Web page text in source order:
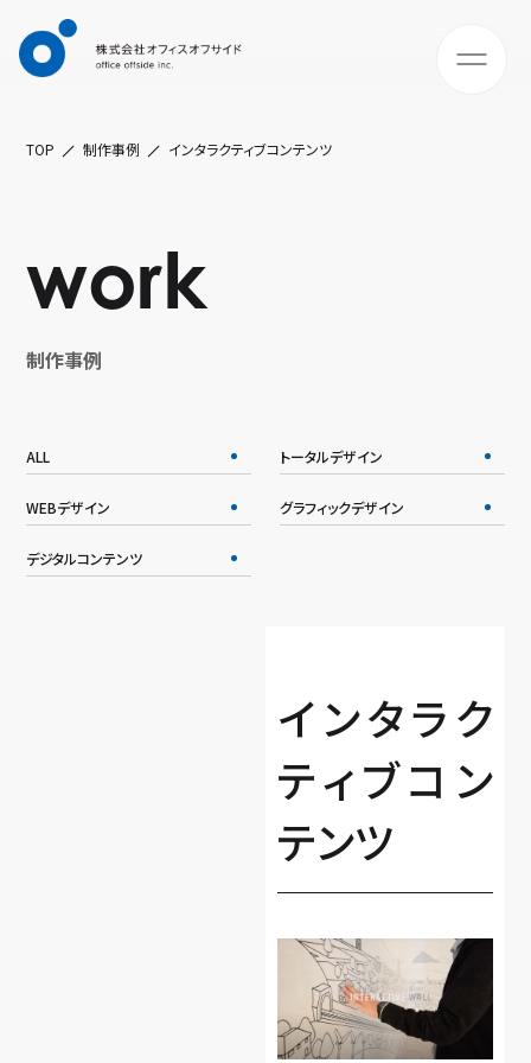
TOP 制作事例 インタラクティブコンテンツ
work
制作事例
ALL トータルデザイン
WEBデザイン グラフィックデザイン
デジタルコンテンツ
インタラク
ティブコン
テンツ